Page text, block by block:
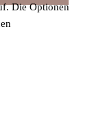
Die Optionen